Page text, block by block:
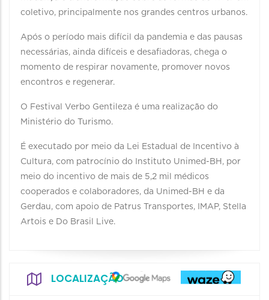
coletivo, principalmente nos grandes centros urbanos.
Após o período mais difícil da pandemia e das pausas
necessárias, ainda difíceis e desafiadoras, chega o
momento de respirar novamente, promover novos
encontros e regenerar.
O Festival Verbo Gentileza é uma realização do
Ministério do Turismo.
É executado por meio da Lei Estadual de Incentivo à
Cultura, com patrocínio do Instituto Unimed-BH, por
meio do incentivo de mais de 5,2 mil médicos
cooperados e colaboradores, da Unimed-BH e da
Gerdau, com apoio de Patrus Transportes, IMAP, Stella
Artois e Do Brasil Live.
LOCALIZAÇÃO